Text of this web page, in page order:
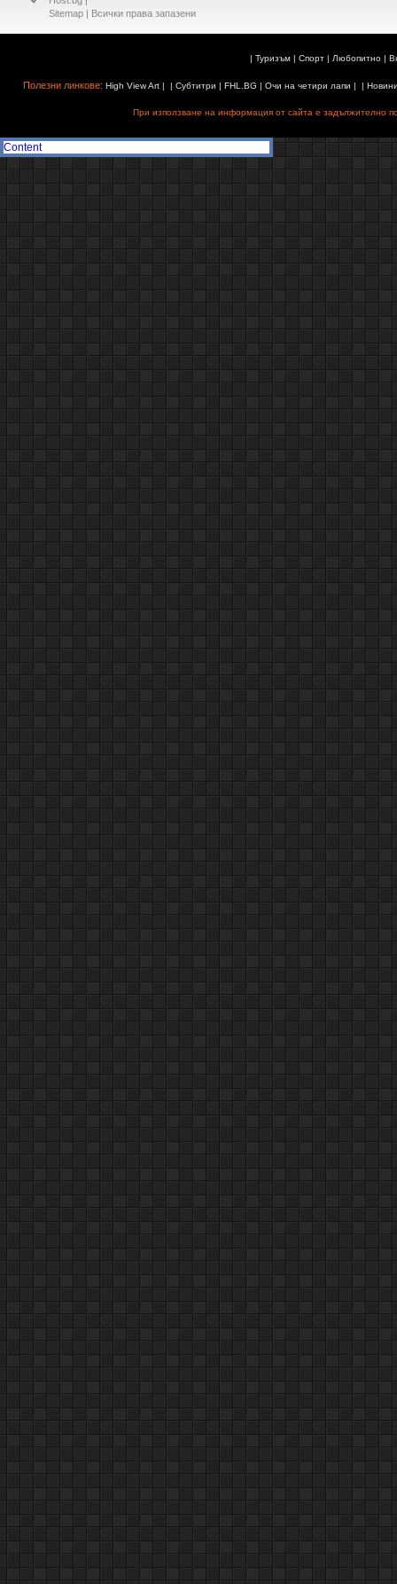
Sitemap | Всички права запазени
| Туризъм| Спорт| Любопитно|
Полезни линкове: High View Art| | Субтитри | FHL.BG | Очи на четири лапи | |
При използване на информация от сайта е задължително
Content